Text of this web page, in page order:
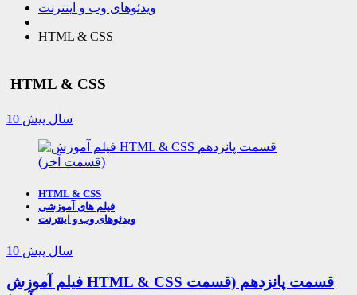
ویدئوهای وب و اینترنت
HTML & CSS
HTML & CSS
10 سال پیش
HTML & CSS
فیلم های آموزشی
ویدئوهای وب و اینترنت
10 سال پیش
فیلم آموزش HTML & CSS قسمت پانزدهم (قسمت